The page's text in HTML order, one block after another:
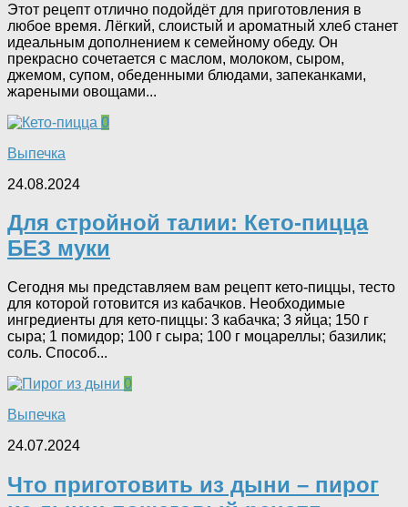
Этот рецепт отлично подойдёт для приготовления в
любое время. Лёгкий, слоистый и ароматный хлеб станет
идеальным дополнением к семейному обеду. Он
прекрасно сочетается с маслом, молоком, сыром,
джемом, супом, обеденными блюдами, запеканками,
жареными овощами...
0
Выпечка
24.08.2024
Для стройной талии: Кето-пицца
БЕЗ муки
Сегодня мы представляем вам рецепт кето-пиццы, тесто
для которой готовится из кабачков. Необходимые
ингредиенты для кето-пиццы: 3 кабачка; 3 яйца; 150 г
сыра; 1 помидор; 100 г сыра; 100 г моцареллы; базилик;
соль. Способ...
0
Выпечка
24.07.2024
Что приготовить из дыни – пирог